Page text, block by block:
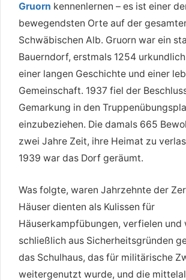
Gruorn kennenlernen – es ist einer
bewegendsten Orte auf der
Schwäbischen Alb. Gruorn war ein
Bauerndorf, erstmals 1254
einer langen Geschichte und einer
Gemeinschaft. 1937 fiel der
Gemarkung in den
einzubeziehen. Die damals 665
zwei Jahre Zeit, ihre Heimat zu
1939 war das Dorf geräumt.
Was folgte, waren Jahrzehnte der
Häuser dienten als Kulissen für
Häuserkampfübungen, verfielen und
schließlich aus Sicherheitsgründen
das Schulhaus, das für militärische
weitergenutzt wurde, und die